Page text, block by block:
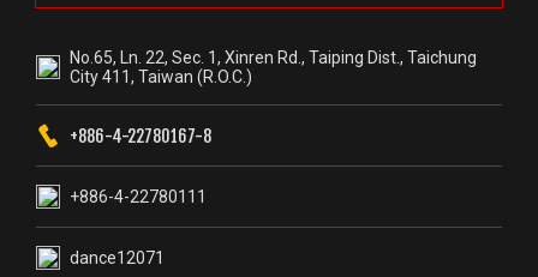
No.65, Ln. 22, Sec. 1, Xinren Rd., Taiping Dist., Taichung
City 411, Taiwan (R.O.C.)
+886-4-22780167-8
+886-4-22780111
dance12071